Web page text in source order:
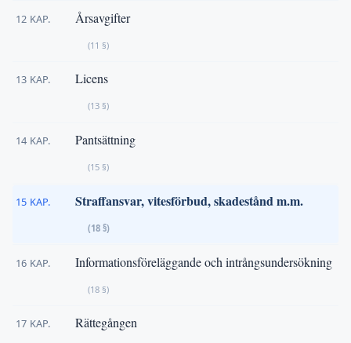
12 KAP. Årsavgifter
(11 §)
13 KAP. Licens
(13 §)
14 KAP. Pantsättning
(15 §)
15 KAP. Straffansvar, vitesförbud, skadestånd m.m.
(18 §)
16 KAP. Informationsföreläggande och intrångsundersökning
(18 §)
17 KAP. Rättegången